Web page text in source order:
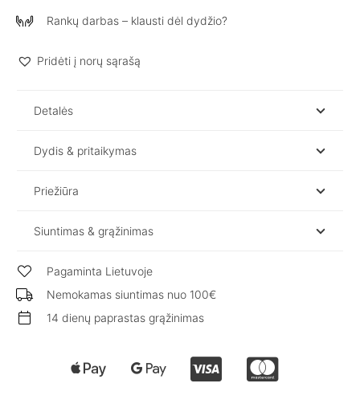
rankovių
NOLA
Rankų darbas – klausti dėl dydžio?
Pridėti į norų sąrašą
Detalės
Dydis & pritaikymas
Priežiūra
Siuntimas & grąžinimas
Pagaminta Lietuvoje
Nemokamas siuntimas nuo 100€
14 dienų paprastas grąžinimas